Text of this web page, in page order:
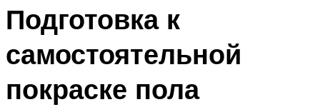
Подготовка к
самостоятельной
покраске пола